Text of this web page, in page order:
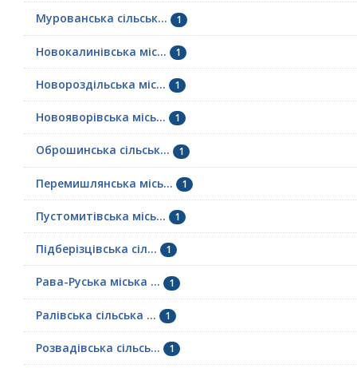
Мурованська сільськ... 1
Новокалинівська міс... 1
Новороздільська міс... 1
Новояворівська місь... 1
Оброшинська сільськ... 1
Перемишлянська місь... 1
Пустомитівська місь... 1
Підберізцівська сіл... 1
Рава-Руська міська ... 1
Ралівська сільська ... 1
Розвадівська сільсь... 1